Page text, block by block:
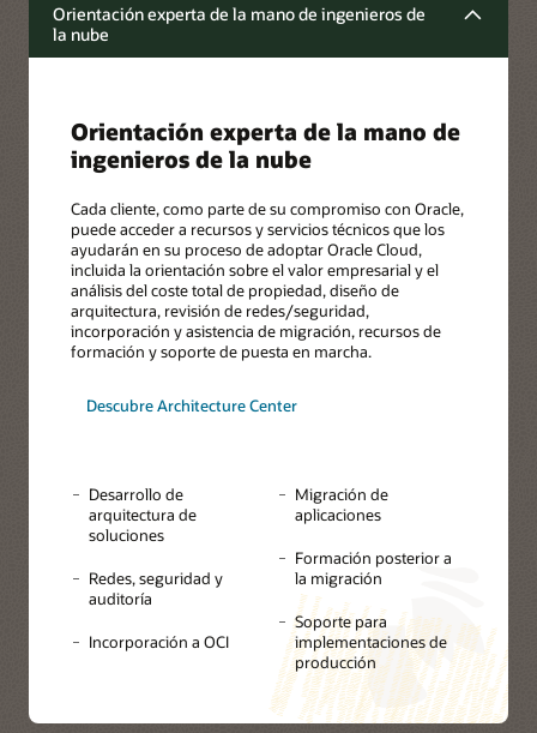
Orientación experta de la mano de ingenieros de
la nube
Orientación experta de la mano de
ingenieros de la nube
Cada cliente, como parte de su compromiso con Oracle,
puede acceder a recursos y servicios técnicos que los
ayudarán en su proceso de adoptar Oracle Cloud,
incluida la orientación sobre el valor empresarial y el
análisis del coste total de propiedad, diseño de
arquitectura, revisión de redes/seguridad,
incorporación y asistencia de migración, recursos de
formación y soporte de puesta en marcha.
Descubre Architecture Center
Desarrollo de
arquitectura de
soluciones
Redes, seguridad y
auditoría
Incorporación a OCI
Migración de
aplicaciones
Formación posterior a
la migración
Soporte para
implementaciones de
producción